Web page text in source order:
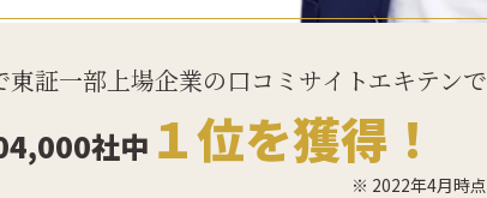
東証一部上場企業の口コミサイトエキテンで
社中 １位を獲得！
※ 2022年4月時点